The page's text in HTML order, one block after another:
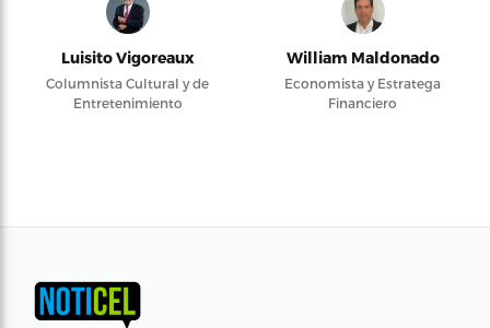
Luisito Vigoreaux
Columnista Cultural y de
Entretenimiento
William Maldonado
Economista y Estratega
Financiero